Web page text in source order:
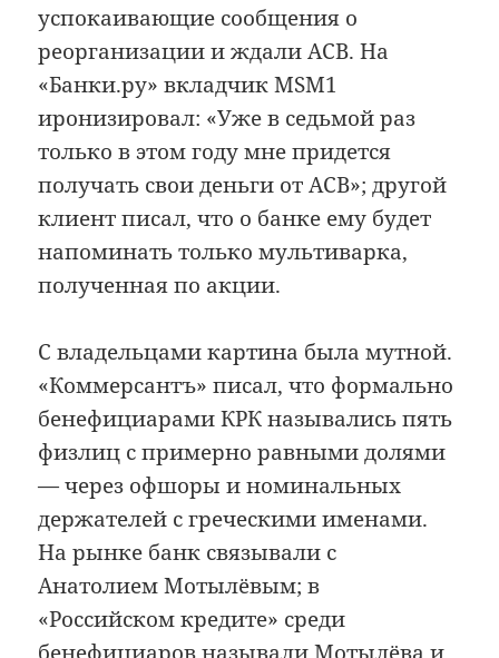
успокаивающие сообщения о
реорганизации и ждали АСВ. На
«Банки.ру» вкладчик MSM1
иронизировал: «Уже в седьмой раз
только в этом году мне придется
получать свои деньги от АСВ»; другой
клиент писал, что о банке ему будет
напоминать только мультиварка,
полученная по акции.
С владельцами картина была мутной.
«Коммерсантъ» писал, что формально
бенефициарами КРК назывались пять
физлиц с примерно равными долями
— через офшоры и номинальных
держателей с греческими именами.
На рынке банк связывали с
Анатолием Мотылёвым; в
«Российском кредите» среди